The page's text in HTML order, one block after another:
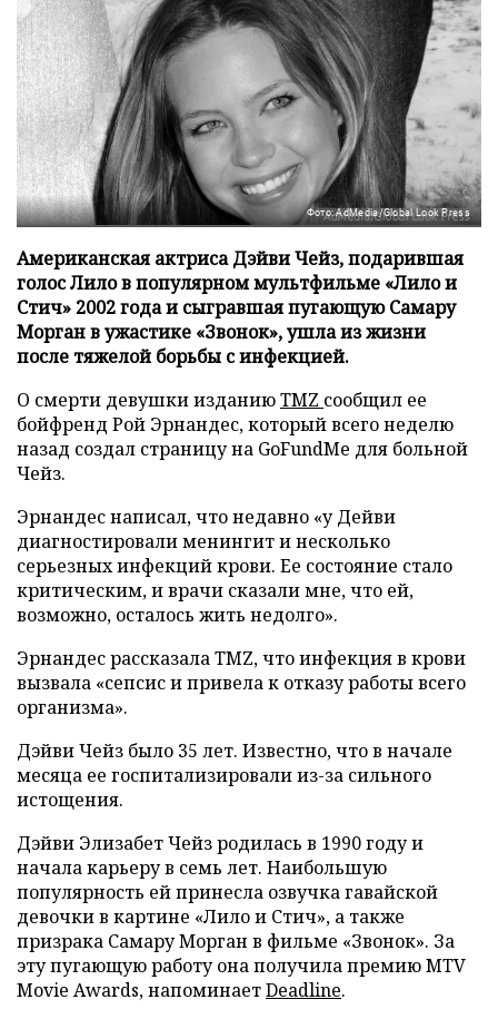
Фото: AdMedia/Global Look Press
Американская актриса Дэйви Чейз, подарившая
голос Лило в популярном мультфильме «Лило и
Стич» 2002 года и сыгравшая пугающую Самару
Морган в ужастике «Звонок», ушла из жизни
после тяжелой борьбы с инфекцией.
О смерти девушки изданиюTMZ сообщил ее
бойфренд Рой Эрнандес, который всего неделю
назад создал страницу на GoFundMe для больной
Чейз.
Эрнандес написал, что недавно «у Дейви
диагностировали менингит и несколько
серьезных инфекций крови. Ее состояние стало
критическим, и врачи сказали мне, что ей,
возможно, осталось жить недолго».
Эрнандес рассказала TMZ, что инфекция в крови
вызвала «сепсис и привела к отказу работы всего
организма».
Дэйви Чейз было 35 лет. Известно, что в начале
месяца ее госпитализировали из-за сильного
истощения.
Дэйви Элизабет Чейз родилась в 1990 году и
начала карьеру в семь лет. Наибольшую
популярность ей принесла озвучка гавайской
девочки в картине «Лило и Стич», а также
призрака Самару Морган в фильме «Звонок». За
эту пугающую работу она получила премию MTV
Movie Awards, напоминаетDeadline.